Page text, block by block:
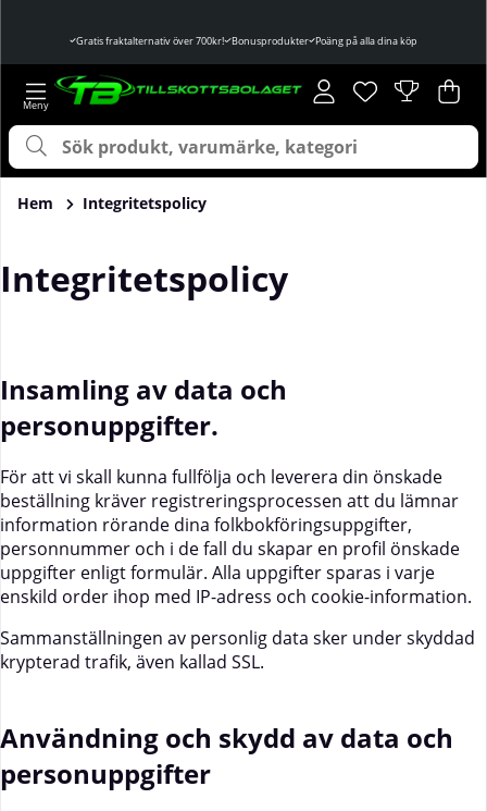
Gratis fraktalternativ över 700kr! Bonusprodukter Poäng på alla dina köp
Önskelista
Antal i
. .
Hem Integritetspolicy
Integritetspolicy
Insamling av data och
personuppgifter.
För att vi skall kunna fullfölja och leverera din önskade
beställning kräver registreringsprocessen att du lämnar
information rörande dina folkbokföringsuppgifter,
personnummer och i de fall du skapar en profil önskade
uppgifter enligt formulär. Alla uppgifter sparas i varje
enskild order ihop med IP-adress och cookie-information.
Sammanställningen av personlig data sker under skyddad
krypterad trafik, även kallad SSL.
Användning och skydd av data och
personuppgifter